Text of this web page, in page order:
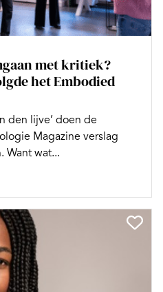
met kritiek?
het Embodied
den lijve’ doen de
Magazine verslag
Want wat...